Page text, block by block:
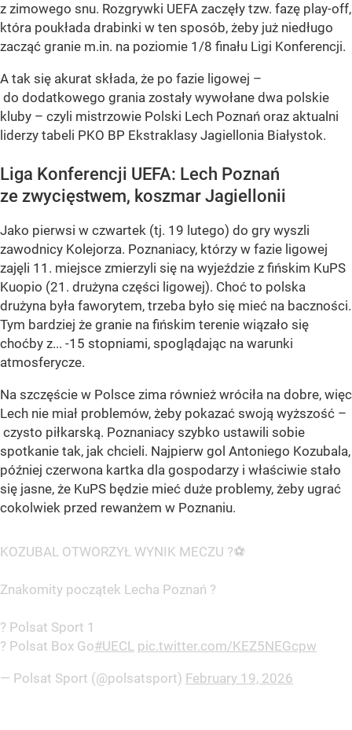
z zimowego snu. Rozgrywki UEFA zaczęły tzw. fazę play-off,
która poukłada drabinki w ten sposób, żeby już niedługo
zacząć granie m.in. na poziomie 1/8 finału Ligi Konferencji.
A tak się akurat składa, że po fazie ligowej –
do dodatkowego grania zostały wywołane dwa polskie
kluby – czyli mistrzowie Polski Lech Poznań oraz aktualni
liderzy tabeli PKO BP Ekstraklasy Jagiellonia Białystok.
Liga Konferencji UEFA: Lech Poznań
ze zwycięstwem, koszmar Jagiellonii
Jako pierwsi w czwartek (tj. 19 lutego) do gry wyszli
zawodnicy Kolejorza. Poznaniacy, którzy w fazie ligowej
zajęli 11. miejsce zmierzyli się na wyjeździe z fińskim KuPS
Kuopio (21. drużyna części ligowej). Choć to polska
drużyna była faworytem, trzeba było się mieć na baczności.
Tym bardziej że granie na fińskim terenie wiązało się
choćby z... -15 stopniami, spoglądając na warunki
atmosferycze.
Na szczęście w Polsce zima również wróciła na dobre, więc
Lech nie miał problemów, żeby pokazać swoją wyższość –
czysto piłkarską. Poznaniacy szybko ustawili sobie
spotkanie tak, jak chcieli. Najpierw gol Antoniego Kozubala,
później czerwona kartka dla gospodarzy i właściwie stało
się jasne, że KuPS będzie mieć duże problemy, żeby ugrać
cokolwiek przed rewanżem w Poznaniu.
KOZUBAL OTWORZYŁ WYNIK MECZU ?⚽
Znakomity początek Lecha Poznań ?
? Polsat Sport 1
? Polsat Box Go#UECL pic.twitter.com/KEZ5NEGcpw
— Polsat Sport (@polsatsport) February 19, 2026